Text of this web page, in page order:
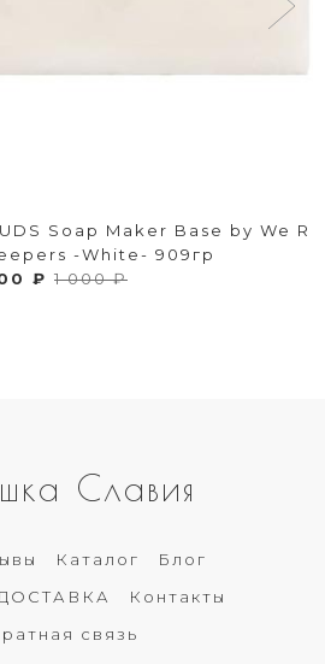
Soap Maker Base by We R
-White- 909гр
₽ 1 000 ₽
Славия
Каталог
Блог
Контакты
связь